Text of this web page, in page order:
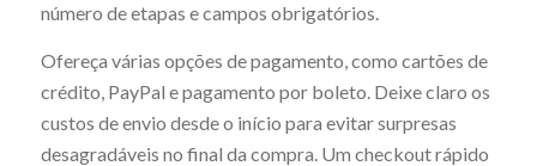
número de etapas e campos obrigatórios.
Ofereça várias opções de pagamento, como cartões de
crédito, PayPal e pagamento por boleto. Deixe claro os
custos de envio desde o início para evitar surpresas
desagradáveis no final da compra. Um checkout rápido